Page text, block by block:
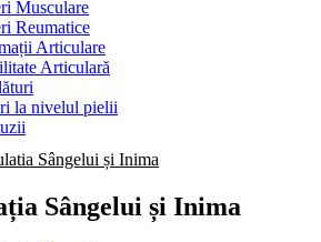
Musculare
Reumatice
Articulare
Articulară
la nivelul pielii
Sângelui și Inima
Sângelui și Inima